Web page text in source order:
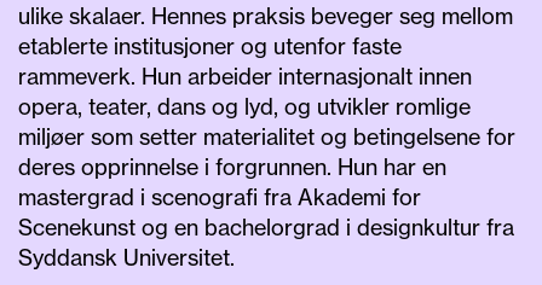
ulike skalaer. Hennes praksis beveger seg mellom
etablerte institusjoner og utenfor faste
rammeverk. Hun arbeider internasjonalt innen
opera, teater, dans og lyd, og utvikler romlige
miljøer som setter materialitet og betingelsene for
deres opprinnelse i forgrunnen. Hun har en
mastergrad i scenografi fra Akademi for
Scenekunst og en bachelorgrad i designkultur fra
Syddansk Universitet.